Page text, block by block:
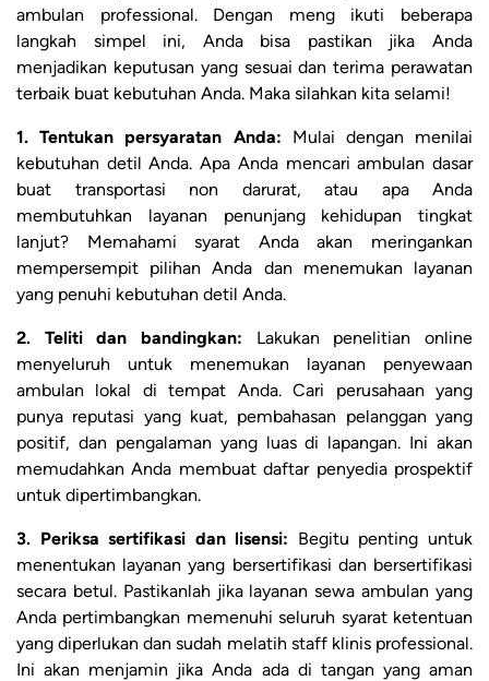
ambulan professional. Dengan meng ikuti beberapa
langkah simpel ini, Anda bisa pastikan jika Anda
menjadikan keputusan yang sesuai dan terima perawatan
terbaik buat kebutuhan Anda. Maka silahkan kita selami!
1. Tentukan persyaratan Anda: Mulai dengan menilai
kebutuhan detil Anda. Apa Anda mencari ambulan dasar
buat transportasi non darurat, atau apa Anda
membutuhkan layanan penunjang kehidupan tingkat
lanjut? Memahami syarat Anda akan meringankan
mempersempit pilihan Anda dan menemukan layanan
yang penuhi kebutuhan detil Anda.
2. Teliti dan bandingkan: Lakukan penelitian online
menyeluruh untuk menemukan layanan penyewaan
ambulan lokal di tempat Anda. Cari perusahaan yang
punya reputasi yang kuat, pembahasan pelanggan yang
positif, dan pengalaman yang luas di lapangan. Ini akan
memudahkan Anda membuat daftar penyedia prospektif
untuk dipertimbangkan.
3. Periksa sertifikasi dan lisensi: Begitu penting untuk
menentukan layanan yang bersertifikasi dan bersertifikasi
secara betul. Pastikanlah jika layanan sewa ambulan yang
Anda pertimbangkan memenuhi seluruh syarat ketentuan
yang diperlukan dan sudah melatih staff klinis professional.
Ini akan menjamin jika Anda ada di tangan yang aman